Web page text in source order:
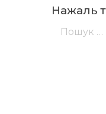
Нажаль